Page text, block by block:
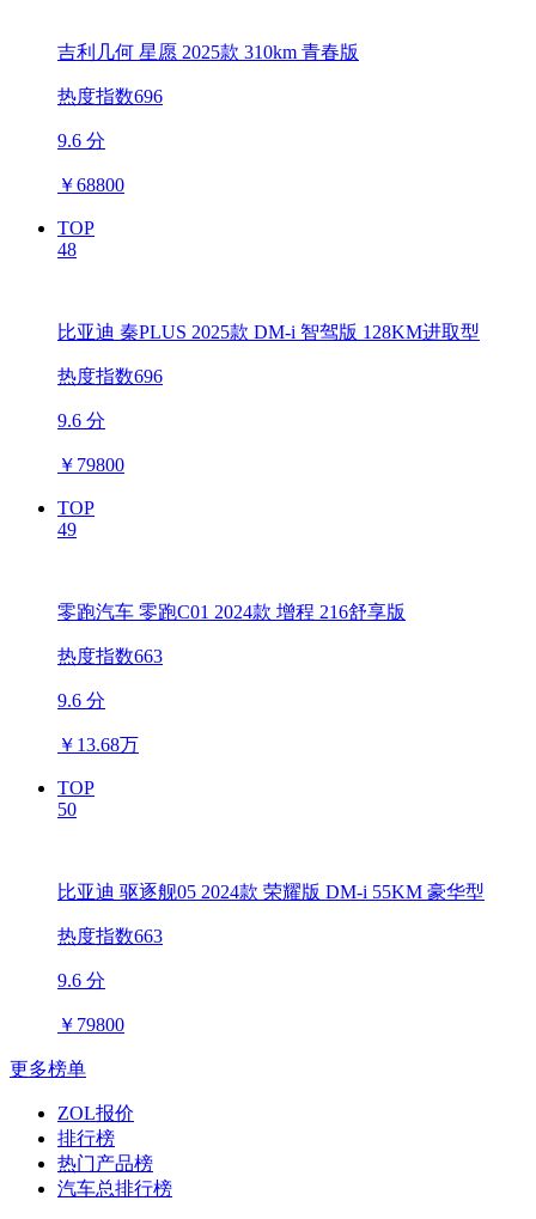
吉利几何 星愿 2025款 310km 青春版
热度指数696
9.6 分
￥68800
TOP
48
比亚迪 秦PLUS 2025款 DM-i 智驾版 128KM进取型
热度指数696
9.6 分
￥ 79800
TOP
49
零跑汽车 零跑C01 2024款 增程 216舒享版
热度指数663
9.6 分
￥ 13.68万
TOP
50
比亚迪 驱逐舰05 2024款 荣耀版 DM-i 55KM 豪华型
热度指数663
9.6 分
￥ 79800
更多榜单
ZOL报价
排行榜
热门产品榜
汽车总排行榜